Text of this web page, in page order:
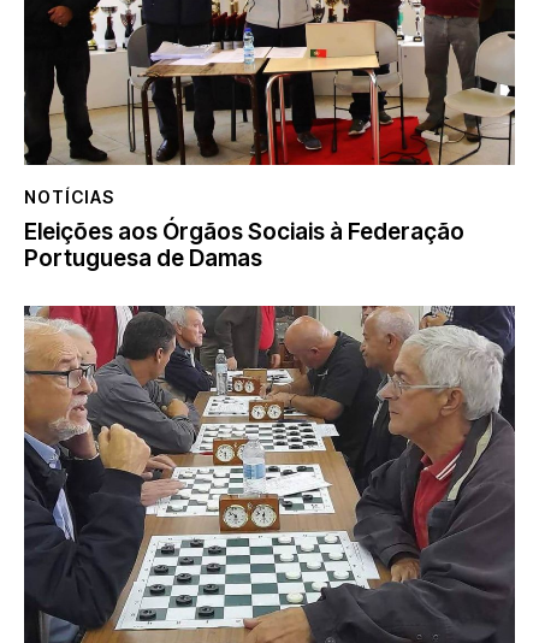
NOTÍCIAS
Eleições aos Órgãos Sociais à Federação
Portuguesa de Damas